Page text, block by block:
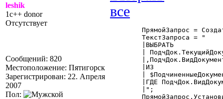
leshik
1c++ donor
Отсутствует
Сообщений: 820
Местоположение: Пятигорск
Зарегистрирован: 22. Апреля
2007
Пол: